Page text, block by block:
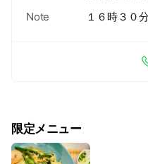
Note １６時３０
限定メニュー